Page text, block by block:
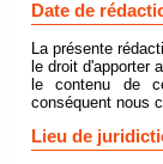
Date de
La présente
le droit d'apporter
le contenu de
conséquent nous
Lieu de